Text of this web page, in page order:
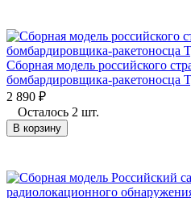
Сборная модель российского
бомбардировщика-ракетоносца
2 890 ₽
Осталось 2 шт.
В корзину